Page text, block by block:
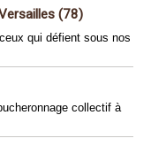
(78)
qui défient sous nos
collectif à